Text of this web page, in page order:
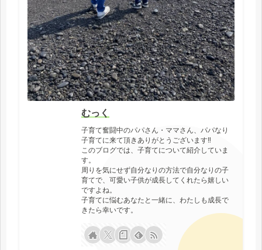
むっく
子育て奮闘中のパパさん・ママさん、パパなり
子育てに来て頂きありがとうございます‼
このブログでは、子育てについて紹介していま
す。
周りを気にせず自分なりの方法で自分なりの子
育てで、可愛い子供が成長してくれたら嬉しい
ですよね。
子育てに悩むあなたと一緒に、わたしも成長で
きたら幸いです。